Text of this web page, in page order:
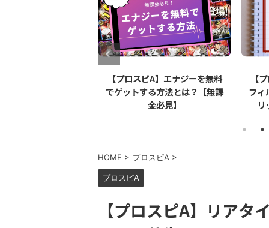
【プロスピA】エナジーを無料
でゲットする方法とは？【無課
金必見】
【プ
フィ
リ
HOME > プロスピA >
プロスピA
【プロスピA】リアタ